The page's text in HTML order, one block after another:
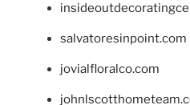
salvatoresinpoint.com
jovialfloralco.com